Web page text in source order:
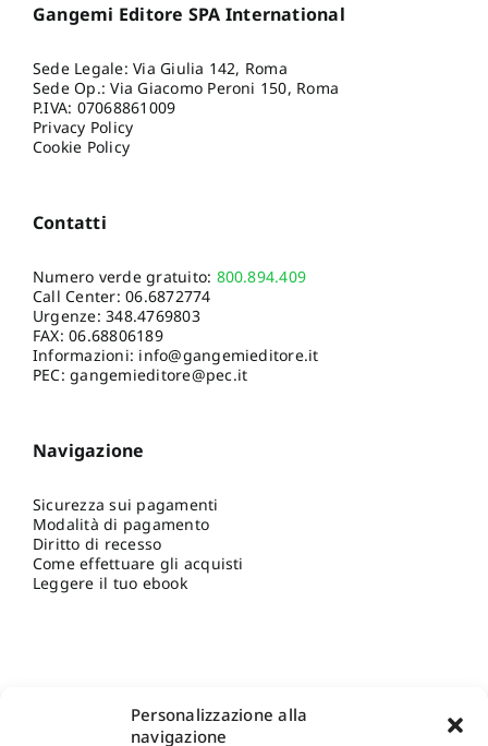
Personalizzazione alla
navigazione
Gangemi Editore SPA International
Sede Legale: Via Giulia 142, Roma
Sede Op.: Via Giacomo Peroni 150, Roma
P.IVA: 07068861009
Privacy Policy
Cookie Policy
Contatti
Numero verde gratuito: 800.894.409
Call Center:06.6872774
Urgenze:348.4769803
FAX: 06.68806189
Informazioni: info@gangemieditore.it
PEC: gangemieditore@pec.it
Navigazione
Sicurezza sui pagamenti
Modalità di pagamento
Diritto di recesso
Come effettuare gli acquisti
Leggere il tuo ebook